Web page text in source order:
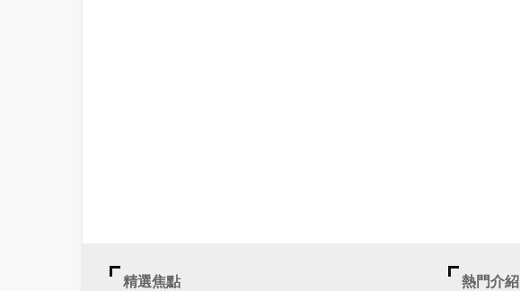
精選焦點 熱門介紹